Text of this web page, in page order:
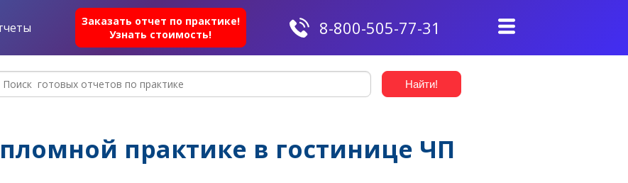
Заказать отчет по практике!
Узнать стоимость!
8-800-505-77-31
практике в гостинице ЧП